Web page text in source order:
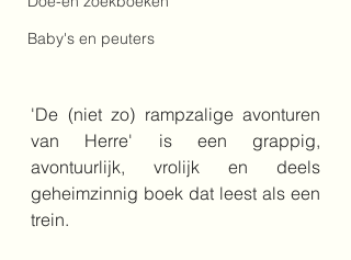
Baby's en peuters
'De (niet zo) rampzalige avonturen
van Herre' is een grappig,
avontuurlijk, vrolijk en deels
geheimzinnig boek dat leest als een
trein.